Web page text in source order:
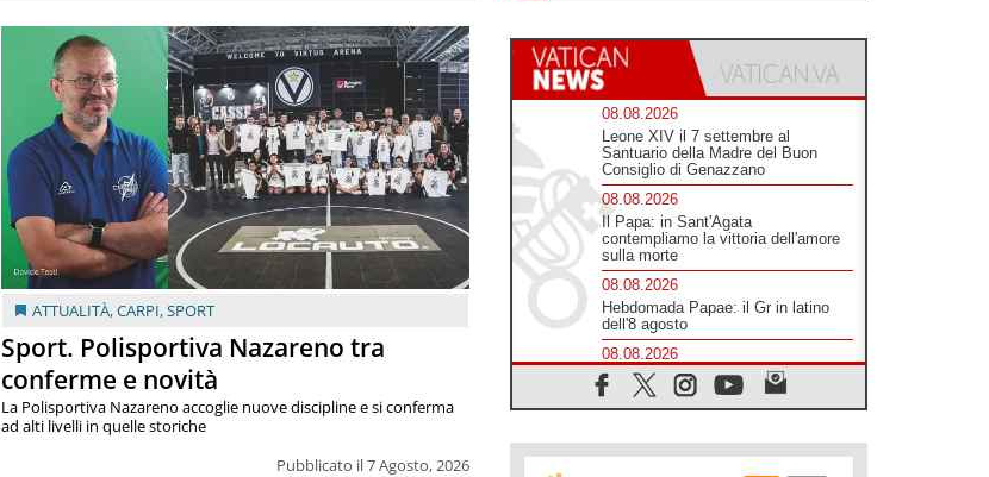
ATTUALITÀ,CARPI,SPORT
Sport. Polisportiva Nazareno tra
conferme e novità
Pubblicato il 7 Agosto, 2026
La Polisportiva Nazareno accoglie nuove discipline e si conferma
ad alti livelli in quelle storiche
08.08.2026
Leone XIV il 7 settembre al
Santuario della Madre del Buon
Consiglio di Genazzano
08.08.2026
Il Papa: in Sant'Agata
contempliamo la vittoria dell'amore
sulla morte
08.08.2026
Hebdomada Papae: il Gr in latino
dell'8 agosto
08.08.2026
Spin Time, Reina: Cristo non abita
identifica coi senzatetto